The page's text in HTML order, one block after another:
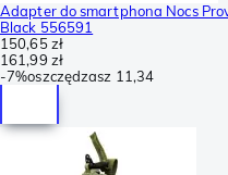
Adapter do smartphona Nocs
Black 556591
150,65 zł
161,99 zł
-7%oszczędzasz 11,34